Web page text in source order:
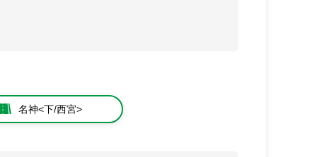
名神<下/西宮>